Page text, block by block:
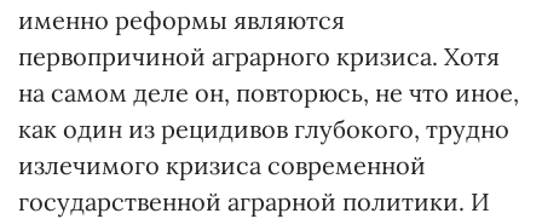
именно реформы являются
первопричиной аграрного кризиса. Хотя
на самом деле он, повторюсь, не что иное,
как один из рецидивов глубокого, трудно
излечимого кризиса современной
государственной аграрной политики. И